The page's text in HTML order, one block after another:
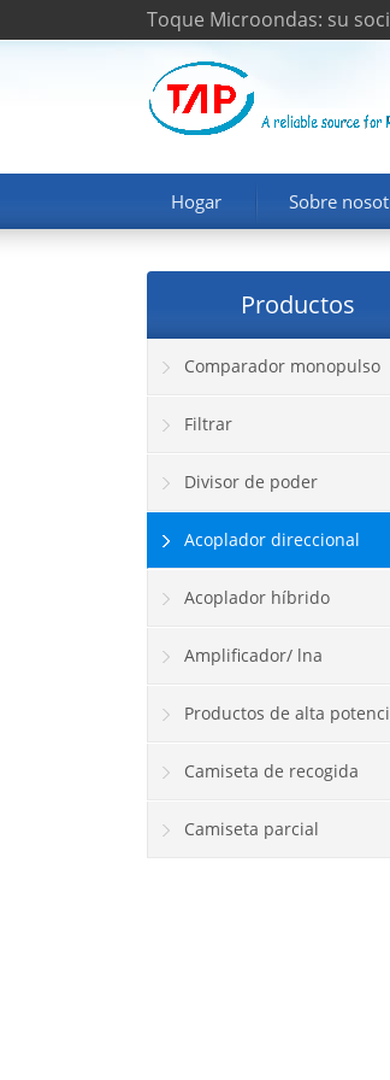
Toque Microondas: su
Hogar Sobre
Productos
Comparador monopulso
Filtrar
Divisor de poder
Acoplador direccional
Acoplador híbrido
Amplificador/ lna
Productos de alta
Camiseta de recogida
Camiseta parcial